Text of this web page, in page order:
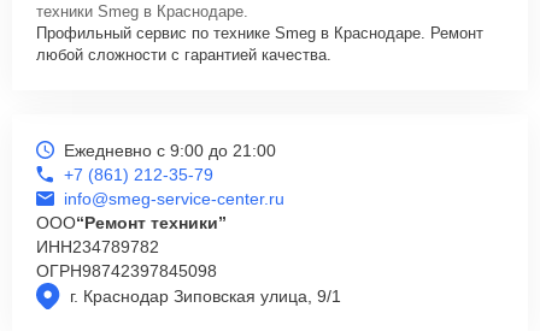
техники Smeg в Краснодаре.
Профильный сервис по технике Smeg в Краснодаре. Ремонт
любой сложности с гарантией качества.
г. Краснодар Зиповская улица, 9/1
Ежедневно с 9:00 до 21:00
+7 (861) 212-35-79
info@smeg-service-center.ru
ООО“Ремонт техники”
ИНН234789782
ОГРН98742397845098